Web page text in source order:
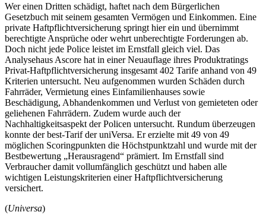
Wer einen Dritten schädigt, haftet nach dem Bürgerlichen
Gesetzbuch mit seinem gesamten Vermögen und Einkommen. Eine
private Haftpflichtversicherung springt hier ein und übernimmt
berechtigte Ansprüche oder wehrt unberechtigte Forderungen ab.
Doch nicht jede Police leistet im Ernstfall gleich viel. Das
Analysehaus Ascore hat in einer Neuauflage ihres Produktratings
Privat-Haftpflichtversicherung insgesamt 402 Tarife anhand von 49
Kriterien untersucht. Neu aufgenommen wurden Schäden durch
Fahrräder, Vermietung eines Einfamilienhauses sowie
Beschädigung, Abhandenkommen und Verlust von gemieteten oder
geliehenen Fahrrädern. Zudem wurde auch der
Nachhaltigkeitsaspekt der Policen untersucht. Rundum überzeugen
konnte der best-Tarif der uniVersa. Er erzielte mit 49 von 49
möglichen Scoringpunkten die Höchstpunktzahl und wurde mit der
Bestbewertung „Herausragend“ prämiert. Im Ernstfall sind
Verbraucher damit vollumfänglich geschützt und haben alle
wichtigen Leistungskriterien einer Haftpflichtversicherung
versichert.
(Universa)